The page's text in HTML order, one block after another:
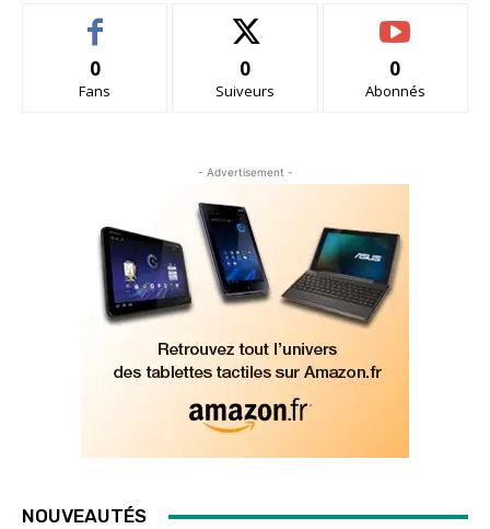
0
Fans
0
Suiveurs
0
Abonnés
- Advertisement -
NOUVEAUTÉS